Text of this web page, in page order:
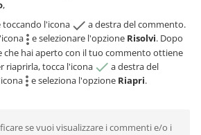
,
toccando l'icona
a destra del commento.
e selezionare l'opzione Risolvi. Dopo
che hai aperto con il tuo commento ottiene
riaprirla, tocca l'icona
a destra del
e seleziona l'opzione Riapri.
se vuoi visualizzare i commenti e/o i